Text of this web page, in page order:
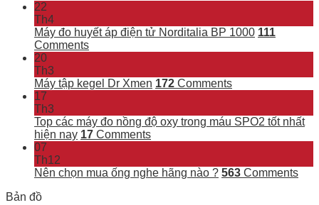
22
Th4
Máy đo huyết áp điện tử Norditalia BP 1000 111
Comments
20
Th3
Máy tập kegel Dr Xmen 172 Comments
17
Th3
Top các máy đo nồng độ oxy trong máu SPO2 tốt nhất
hiện nay 17 Comments
07
Th12
Nên chọn mua ống nghe hãng nào ? 563 Comments
Bản đồ